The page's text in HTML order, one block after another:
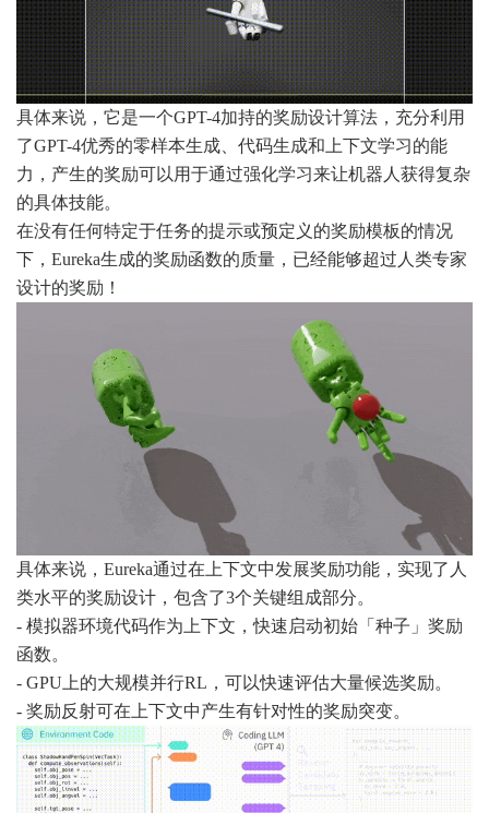
具体来说，它是一个GPT-4加持的奖励设计算法，充分利用
了GPT-4优秀的零样本生成、代码生成和上下文学习的能
力，产生的奖励可以用于通过强化学习来让机器人获得复杂
的具体技能。
在没有任何特定于任务的提示或预定义的奖励模板的情况
下，Eureka生成的奖励函数的质量，已经能够超过人类专家
设计的奖励！
具体来说，Eureka通过在上下文中发展奖励功能，实现了人
类水平的奖励设计，包含了3个关键组成部分。
- 模拟器环境代码作为上下文，快速启动初始「种子」奖励
函数。
- GPU上的大规模并行RL，可以快速评估大量候选奖励。
- 奖励反射可在上下文中产生有针对性的奖励突变。